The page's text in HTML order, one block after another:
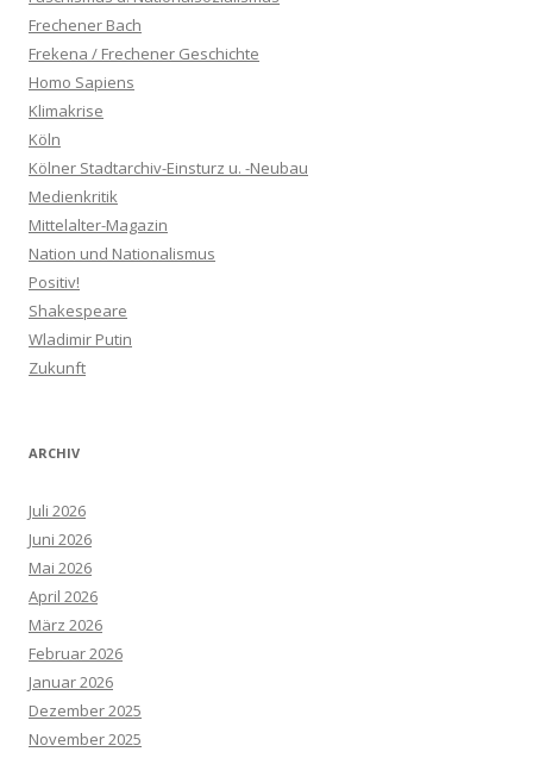
Frechener Bach
Frekena / Frechener Geschichte
Homo Sapiens
Klimakrise
Köln
Kölner Stadtarchiv-Einsturz u. -Neubau
Medienkritik
Mittelalter-Magazin
Nation und Nationalismus
Positiv!
Shakespeare
Wladimir Putin
Zukunft
ARCHIV
Juli 2026
Juni 2026
Mai 2026
April 2026
März 2026
Februar 2026
Januar 2026
Dezember 2025
November 2025